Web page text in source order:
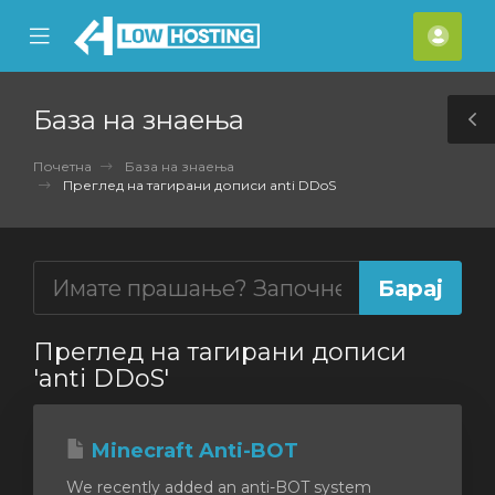
Mobile
Menu
База на знаења
Почетна
База на знаења
Преглед на тагирани дописи anti DDoS
Преглед на тагирани дописи
'anti DDoS'
Minecraft Anti-BOT
We recently added an anti-BOT system